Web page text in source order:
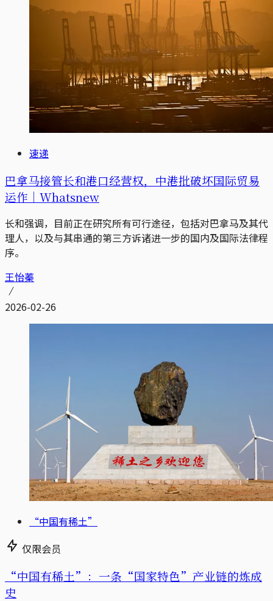
速递
巴拿马接管长和港口经营权，中港批破坏国际贸易
运作｜Whatsnew
长和强调，目前正在研究所有可行途径，包括对巴拿马及其代
理人，以及与其串通的第三方诉诸进一步的国内及国际法律程
序。
王怡蓁
2026-02-26
“中国有稀土”
仅限会员
“中国有稀土”：一条“国家特色”产业链的炼成
史